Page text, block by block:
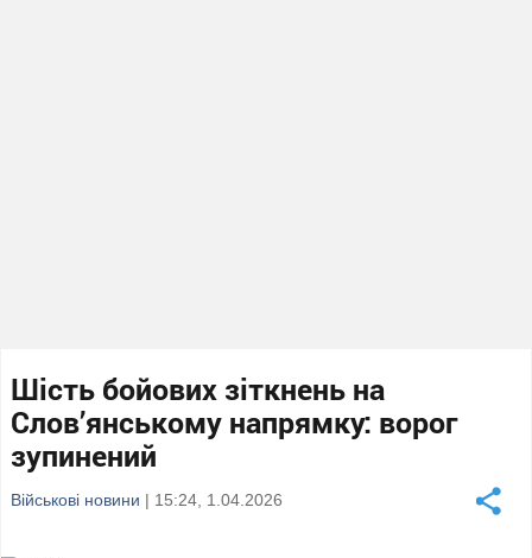
Шість бойових зіткнень на
Слов’янському напрямку: ворог
зупинений
Військові новини | 15:24, 1.04.2026